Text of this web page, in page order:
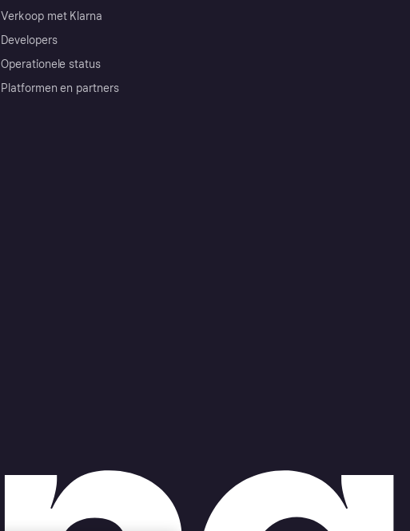
Verkoop met Klarna
Developers
Operationele status
Platformen en partners